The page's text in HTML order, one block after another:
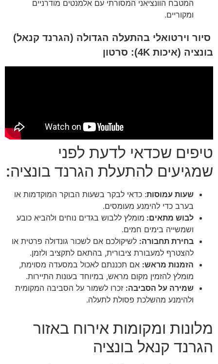
המטבח הוונציאני המסורתי עם אלמנטים מודרניים
ומקוריים.
סיור וירטואלי בהתעלה הגדולה (הגרנד קנאל)
בונציה (איכות 4K): סרטון
טיפים שכדאי לדעת לפני
שמגיעים להתעלת הגרנד בונציה:
שעות עמוסות: כדאי לבקר בשעות הבוקר המוקדמות או
בערב כדי להימנע מעומסים.
לבוש מתאים: מומלץ ללבוש בגדים נוחים ולהביא כובע
ושמשייה בימים חמים.
בחירת תחבורה: לשיקולכם אם לשכור גונדולה פרטית או
להצטרף למעבורת ציבורית, בהתאם לתקציב ולזמן.
הזמנות מראש: אם תכננתם לאכול במסעדה מסוימת,
מומלץ להזמין מקום מראש, במיוחד בעונות התיירות.
שמירה על הסביבה: זכרו לשמור על הסביבה המקומית
ולהימנע מהשלכת פסולת לתעלה.
מלונות ומקומות אירוח באזור
הגרנד קנאל בונציה